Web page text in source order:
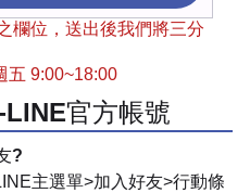
欄位，送出後我們將三分
五 9:00~18:00
官方帳號
?
主選單>加入好友>行動條